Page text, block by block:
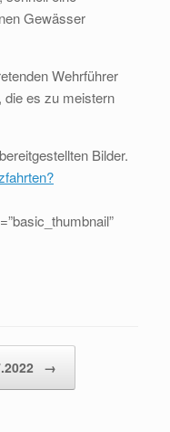
Gewässer
Wehrführer
die es zu meistern
Bilder.
→